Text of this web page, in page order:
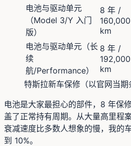
电池与驱动单元
（Model 3/Y 入门
版）
8 年 /
160,000
km
电池与驱动单元（长
续
航/Performance）
8 年 /
192,000
km
特斯拉新车保修（以官网当期
电池是大家最担心的部件，8 年保
盖了正常持有周期。从大量高里程
衰减速度比多数人想象的慢，我的
到 10%。